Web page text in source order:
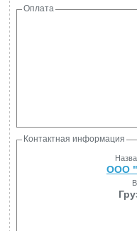
Оплата
Контактная информация
ООО